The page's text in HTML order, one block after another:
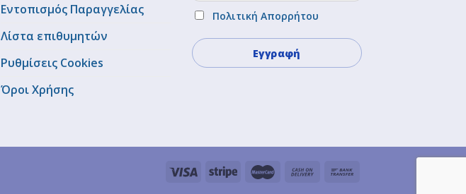
Εντοπισμός Παραγγελίας
Λίστα επιθυμητών
Ρυθμίσεις Cookies
Όροι Χρήσης
Πολιτική Απορρήτου